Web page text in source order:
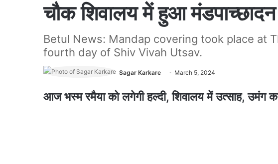
चौक शिवालय में हुआ मंडपाच्छादन
Betul News: Mandap covering took place at
fourth day of Shiv Vivah Utsav.
Sagar Karkare March 5, 2024
आज भस्म रमैया को लगेगी हल्दी, शिवालय में उत्साह, उमंग